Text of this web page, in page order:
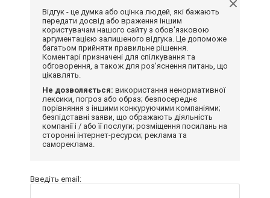
Відгук - це думка або оцінка людей, які бажають
передати досвід або враження іншим
користувачам нашого сайту з обов'язковою
аргументацією залишеного відгука. Це допоможе
багатьом прийняти правильне рішення.
Коментарі призначені для спілкування та
обговорення, а також для роз'яснення питань, що
цікавлять.
Не дозволяється: використання ненормативної
лексики, погроз або образ; безпосереднє
порівняння з іншими конкуруючими компаніями;
безпідставні заяви, що ображають діяльність
компанії і / або її послуги; розміщення посилань на
сторонні інтернет-ресурси; реклама та
самореклама.
Введіть email: